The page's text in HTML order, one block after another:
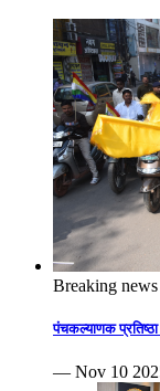
Breaking news
पंचकल्याणक
— Nov 10